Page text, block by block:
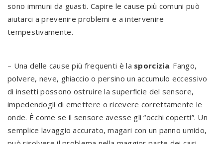
sono immuni da guasti. Capire le cause più comuni può
aiutarci a prevenire problemi e a intervenire
tempestivamente.
– Una delle cause più frequenti è la sporcizia. Fango,
polvere, neve, ghiaccio o persino un accumulo eccessivo
di insetti possono ostruire la superficie del sensore,
impedendogli di emettere o ricevere correttamente le
onde. È come se il sensore avesse gli “occhi coperti”. Un
semplice lavaggio accurato, magari con un panno umido,